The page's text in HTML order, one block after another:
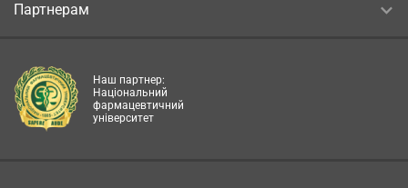
Партнерам
Наш партнер:
Національний
фармацевтичний
університет